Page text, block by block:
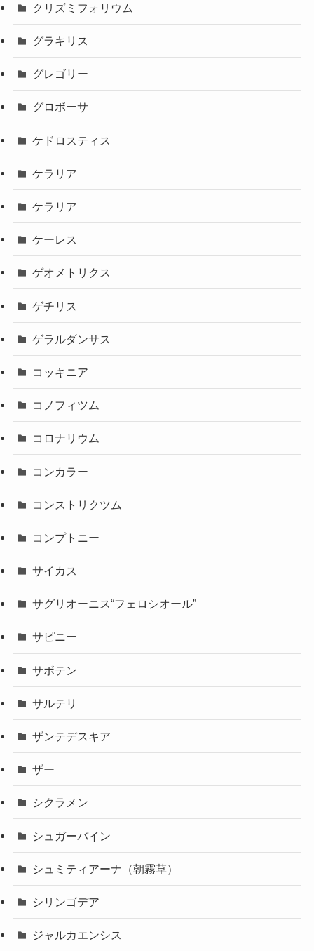
クリズミフォリウム
グラキリス
グレゴリー
グロボーサ
ケドロスティス
ケラリア
ケラリア
ケーレス
ゲオメトリクス
ゲチリス
ゲラルダンサス
コッキニア
コノフィツム
コロナリウム
コンカラー
コンストリクツム
コンプトニー
サイカス
サグリオーニス“フェロシオール”
サピニー
サボテン
サルテリ
ザンテデスキア
ザー
シクラメン
シュガーバイン
シュミティアーナ（朝霧草）
シリンゴデア
ジャルカエンシス